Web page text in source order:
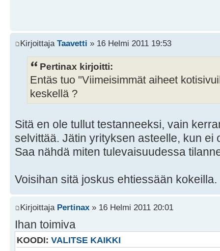
Kirjoittaja Taavetti » 16 Helmi 2011 19:53
Pertinax kirjoitti:
Entäs tuo "Viimeisimmät aiheet
keskellä ?
Sitä en ole tullut testanneeksi, vain
selvittää. Jätin yrityksen asteelle, kun ei
Saa nähdä miten tulevaisuudessa
Voisihan sitä joskus ehtiessään kokeilla.
Kirjoittaja Pertinax » 16 Helmi 2011 20:01
Ihan toimiva
KOODI: VALITSE KAIKKI